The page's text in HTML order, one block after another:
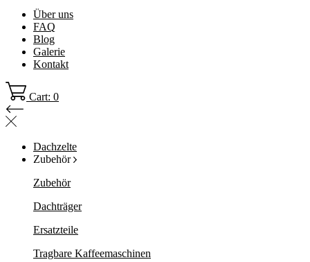
Über uns
FAQ
Blog
Galerie
Kontakt
Cart: 0
Dachzelte
Zubehör
Zubehör
Dachträger
Ersatzteile
Tragbare Kaffeemaschinen